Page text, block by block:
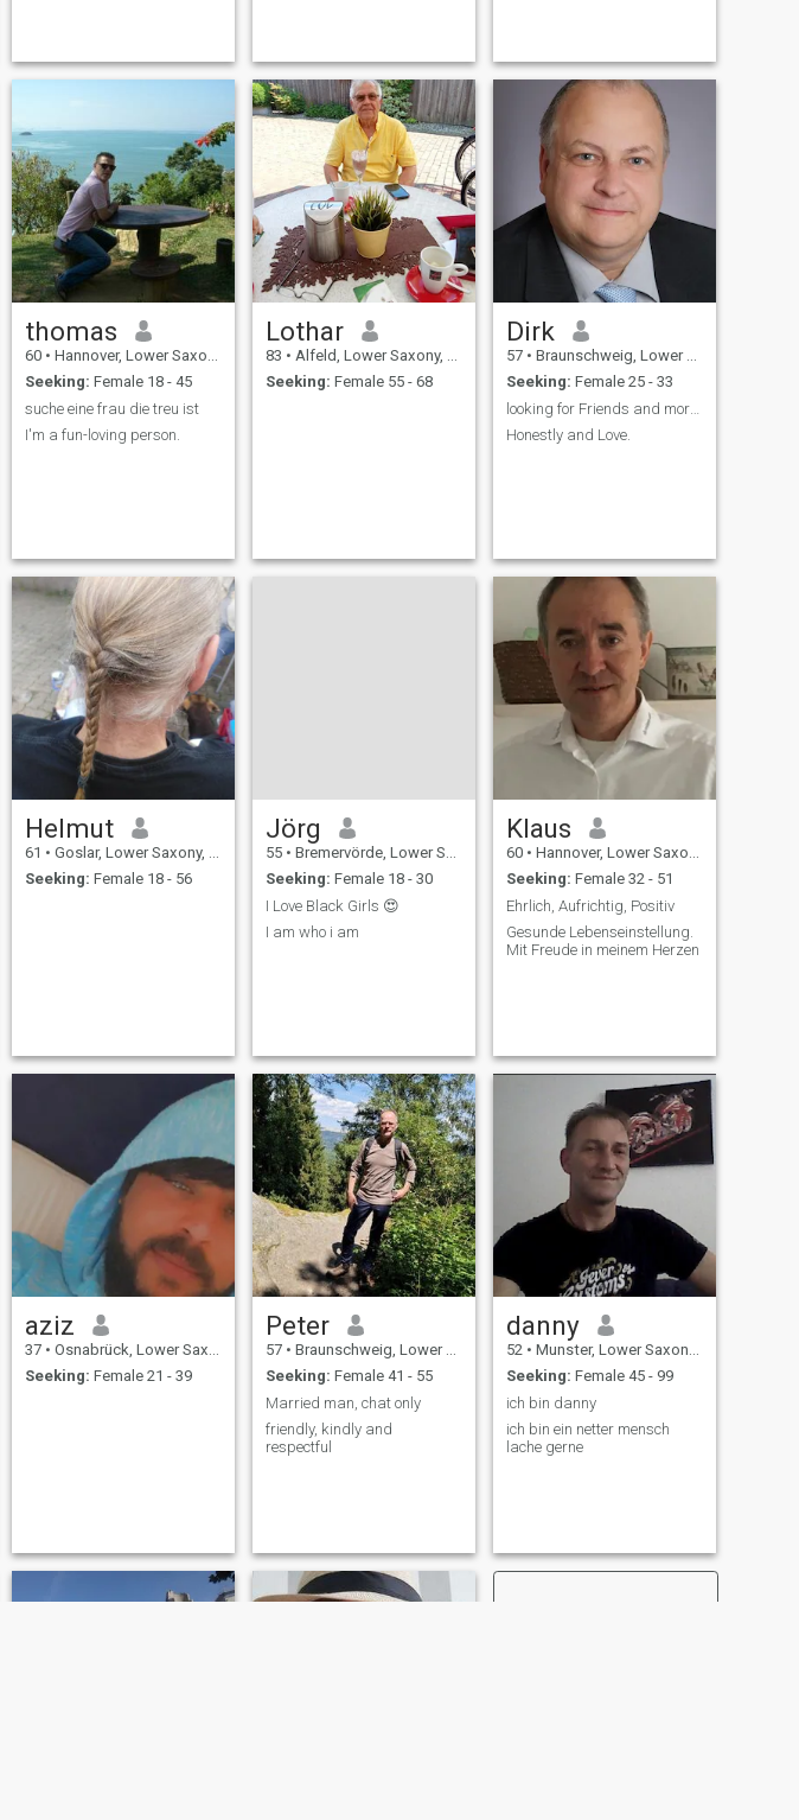
thomas
60 • Hannover, Lower Saxony, Germany
Seeking: Female 18 - 45
suche eine frau die treu ist
I'm a fun-loving person.
Lothar
83 • Alfeld, Lower Saxony, Germany
Seeking: Female 55 - 68
Dirk
57 • Braunschweig, Lower Saxony, Germany
Seeking: Female 25 - 33
looking for Friends and more, honestly First
Honestly and Love.
Helmut
61 • Goslar, Lower Saxony, Germany
Seeking: Female 18 - 56
Jörg
55 • Bremervörde, Lower Saxony, Germany
Seeking: Female 18 - 30
I Love Black Girls 😍
I am who i am
Klaus
60 • Hannover, Lower Saxony, Germany
Seeking: Female 32 - 51
Ehrlich, Aufrichtig, Positiv
Gesunde Lebenseinstellung.
Mit Freude in meinem Herzen
aziz
37 • Osnabrück, Lower Saxony, Germany
Seeking: Female 21 - 39
Peter
57 • Braunschweig, Lower Saxony, Germany
Seeking: Female 41 - 55
Married man, chat only
friendly, kindly and
respectful
danny
52 • Munster, Lower Saxony, Germany
Seeking: Female 45 - 99
ich bin danny
ich bin ein netter mensch
lache gerne